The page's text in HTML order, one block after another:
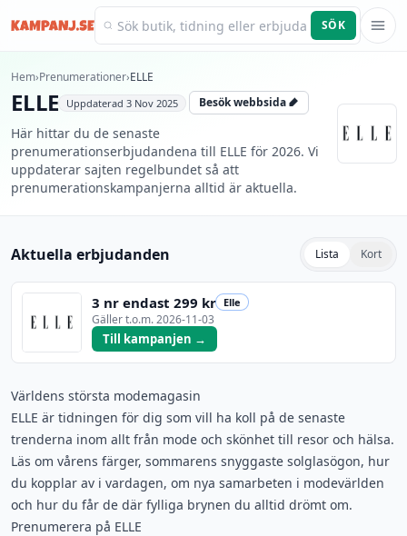
SÖK
Hem›Prenumerationer›ELLE
ELLE Uppdaterad3 Nov 2025 Besök webbsida
Här hittar du de senaste
prenumerationserbjudandena till ELLE för 2026. Vi
uppdaterar sajten regelbundet så att
prenumerationskampanjerna alltid är aktuella.
Aktuella erbjudanden Lista Kort
3 nr endast 299 kr Elle
Gäller t.o.m.2026-11-03
Till kampanjen →
Världens största modemagasin
ELLE är tidningen för dig som vill ha koll på de senaste
trenderna inom allt från mode och skönhet till resor och hälsa.
Läs om vårens färger, sommarens snyggaste solglasögon, hur
du kopplar av i vardagen, om nya samarbeten i modevärlden
och hur du får de där fylliga brynen du alltid drömt om.
Prenumerera på ELLE